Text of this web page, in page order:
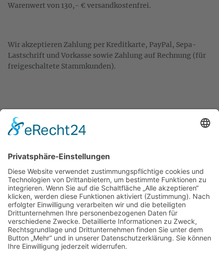
Warenwert von 130,- € versandkostenfrei.
Wir akzeptieren Zahlung per Kreditkarte, PayPal, Sepa-
Lastschrift und Vorkasse sowie Zahlung auf Rechnung (für
freigeschaltete Stammkunden).
KONTAKT
Spezialitäten aus Österreich
Daimlerstr. 21
50859 Köln
Telefon: 02234 802701
Fax: 02234 986145
Abholung und Verkauf
im Lagerausschließlich
nach Termin­vereinbarung.